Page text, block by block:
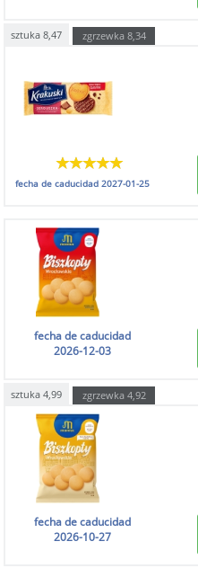
sztuka 8,47 zgrzewka 8,34
fecha de caducidad2027-01-25
fecha de caducidad
2026-12-03
sztuka 4,99 zgrzewka 4,92
fecha de caducidad
2026-10-27